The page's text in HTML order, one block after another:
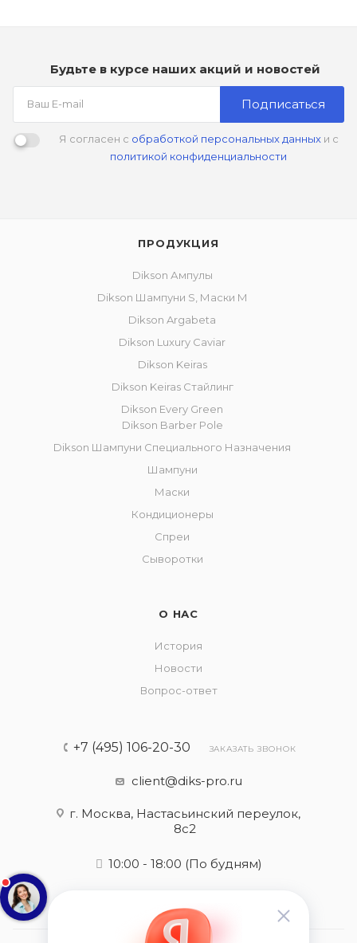
Будьте в курсе наших акций и новостей
Подписаться
Я согласен с обработкой персональных данныхи с
политикой конфиденциальности
ПРОДУКЦИЯ
Dikson Ампулы
Dikson Шампуни S, Маски M
Dikson Argabeta
Dikson Luxury Caviar
Dikson Keiras
Dikson Keiras Стайлинг
Dikson Every Green
Dikson Barber Pole
Dikson Шампуни Специального Назначения
Шампуни
Маски
Кондиционеры
Спреи
Сыворотки
О НАС
История
Новости
Вопрос-ответ
+7 (495) 106-20-30 ЗАКАЗАТЬ ЗВОНОК
client@diks-pro.ru
г. Москва, Настасьинский переулок,
8с2
10:00 - 18:00 (По будням)